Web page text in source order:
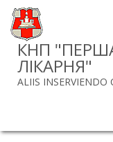
КНП
ЛІКАРНЯ"
ALIIS INSERVIENDO